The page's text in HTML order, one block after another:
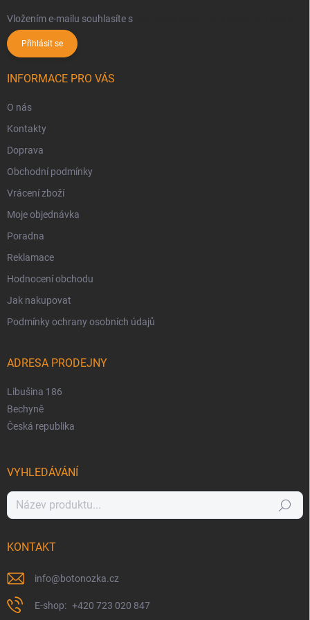
Vložením e-mailu souhlasíte s
Přihlásit se
INFORMACE PRO VÁS
O nás
Kontakty
Doprava
Obchodní podmínky
Vrácení zboží
Moje objednávka
Poradna
Reklamace
Hodnocení obchodu
Jak nakupovat
Podmínky ochrany osobních údajů
ADRESA PRODEJNY
Libušina 186
Bechyně
Česká republika
VYHLEDÁVÁNÍ
Hledat
KONTAKT
info@botonozka.cz
+420 723 020 847